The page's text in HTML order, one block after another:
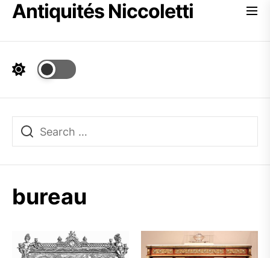
SkipAntiquités Niccoletti
bureau